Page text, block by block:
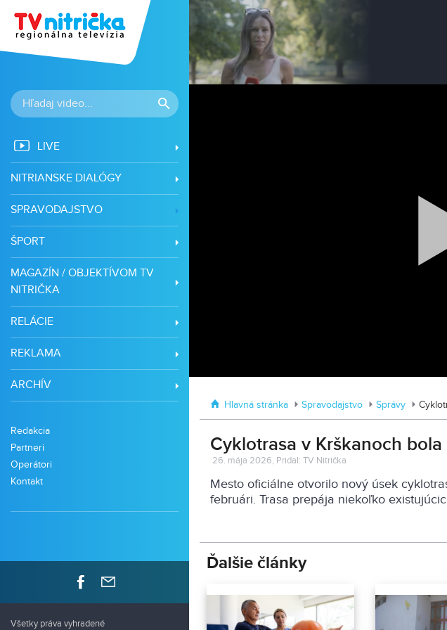
LIVE
NITRIANSKE DIALÓGY
SPRAVODAJSTVO
ŠPORT
MAGAZÍN / OBJEKTÍVOM TV
NITRIČKA
RELÁCIE
REKLAMA
ARCHÍV
Redakcia
Partneri
Operátori
Kontakt
Všetky práva vyhradené
Zoo v
Hlavná stránka Spravodajstvo Správy
Cyklotrasa v Krškanoch
26. mája 2026, Pridal: TV Nitrička
Mesto oficiálne otvorilo nový úsek
februári. Trasa prepája niekoľko
Ďalšie články